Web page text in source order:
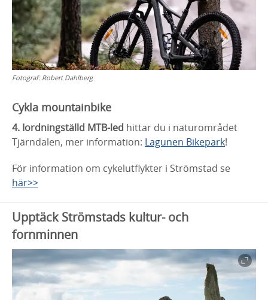
Fotograf: Robert Dahlberg
Cykla mountainbike
4. Iordningställd MTB-led hittar du i naturområdet
Tjärndalen, mer information: Lagunen Bikepark!
För information om cykelutflykter i Strömstad se
här>>
Upptäck Strömstads kultur- och
fornminnen